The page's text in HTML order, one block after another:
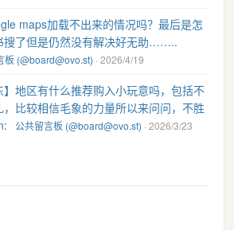
maps加载不出来的情况吗？最后是怎
搜了但是仍然没有解决好无助……..
板 (@board@ovo.st) · 2026/4/19
地区有什么推荐购入小玩意吗，包括不
比较相信毛象的力量所以来问问，不胜
公共留言板 (@board@ovo.st) · 2026/3/23